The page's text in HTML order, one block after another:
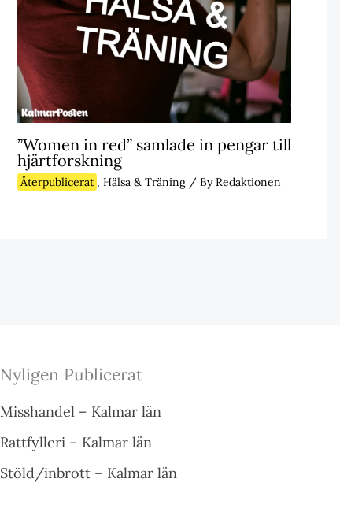
”Women in red” samlade in pengar till
hjärtforskning
Återpublicerat , Hälsa & Träning/ ByRedaktionen
Nyligen Publicerat
Misshandel – Kalmar län
Rattfylleri – Kalmar län
Stöld/inbrott – Kalmar län